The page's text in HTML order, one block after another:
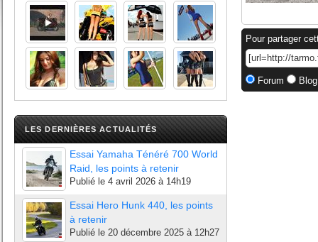
LES DERNIÈRES ACTUALITÉS
Essai Yamaha Ténéré 700 World
Raid, les points à retenir
Publié le 4 avril 2026 à 14h19
Essai Hero Hunk 440, les points
à retenir
Publié le 20 décembre 2025 à 12h27
Pour partager
Forum